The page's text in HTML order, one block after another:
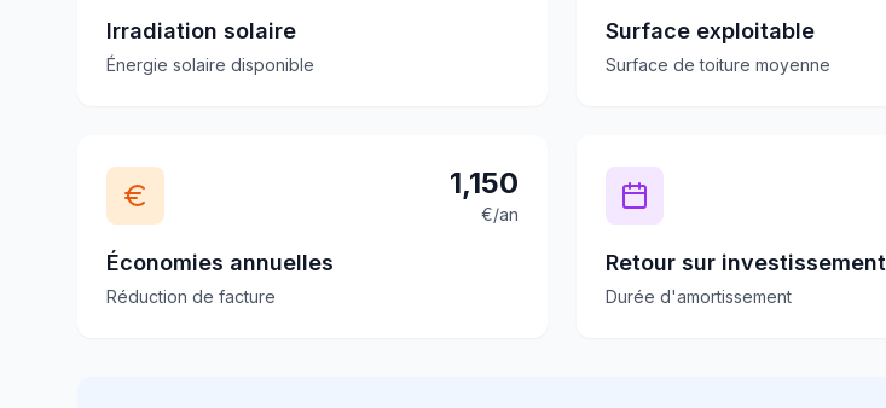
Irradiation solaire
Énergie solaire disponible
Surface exploitable
Surface de toiture moyenne
1,150
€/an
Économies annuelles
Réduction de facture
Retour sur investissement
Durée d'amortissement